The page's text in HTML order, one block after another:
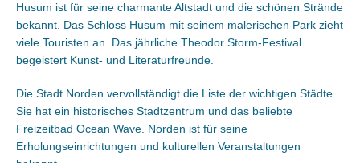
Husum ist für seine charmante Altstadt und die schönen Strände
bekannt. Das Schloss Husum mit seinem malerischen Park zieht
viele Touristen an. Das jährliche Theodor Storm-Festival
begeistert Kunst- und Literaturfreunde.
Die Stadt Norden vervollständigt die Liste der wichtigen Städte.
Sie hat ein historisches Stadtzentrum und das beliebte
Freizeitbad Ocean Wave. Norden ist für seine
Erholungseinrichtungen und kulturellen Veranstaltungen